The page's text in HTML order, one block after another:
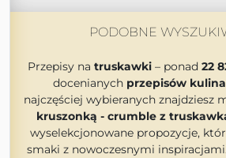
PODOBNE
Przepisy na truskawki – ponad 22
docenianych przepisów
najczęściej wybieranych znajdziesz
kruszonką - crumble z
wyselekcjonowane propozycje,
smaki z nowoczesnymi inspiracjami.